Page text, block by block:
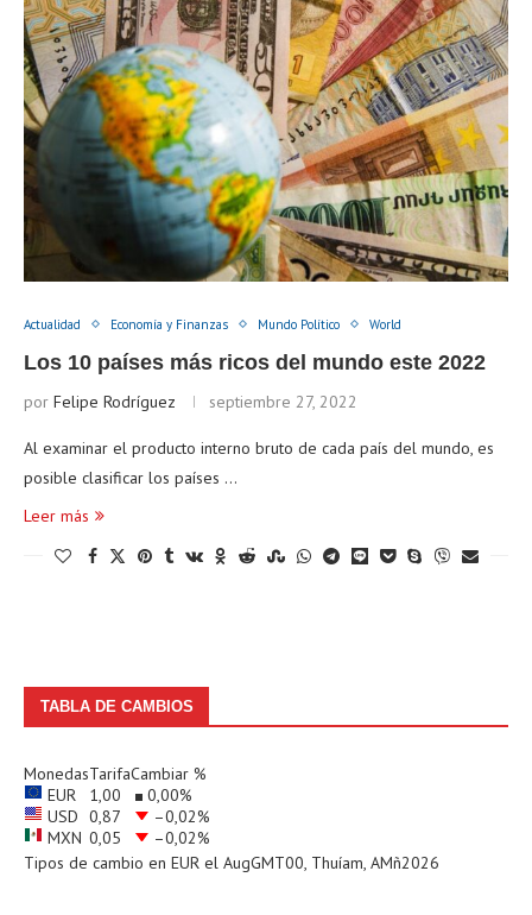
Actualidad Economía y Finanzas Mundo Político World
Los 10 países más ricos del mundo este 2022
por Felipe Rodríguez septiembre 27, 2022
Al examinar el producto interno bruto de cada país del mundo, es
posible clasificar los países …
Leer más
TABLA DE CAMBIOS
MonedasTarifaCambiar %
EUR
1,00 0,00%
USD 0,87 –0,02%
MXN 0,05 –0,02%
Tipos de cambio en EUR el AugGMT00, Thuíam, AMñ2026